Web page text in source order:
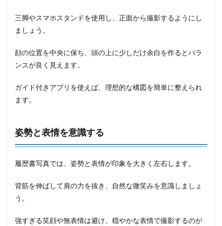
三脚やスマホスタンドを使用し、正面から撮影するようにし
ましょう。
顔の位置を中央に保ち、頭の上に少しだけ余白を作るとバラ
ンスが良く見えます。
ガイド付きアプリを使えば、理想的な構図を簡単に整えられ
ます。
姿勢と表情を意識する
履歴書写真では、姿勢と表情が印象を大きく左右します。
背筋を伸ばして肩の力を抜き、自然な微笑みを意識しましょ
う。
強すぎる笑顔や無表情は避け、穏やかな表情で撮影するのが